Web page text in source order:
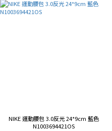
NIKE 運動腰包 3.0反光 24*9cm 藍色
N1003694421OS